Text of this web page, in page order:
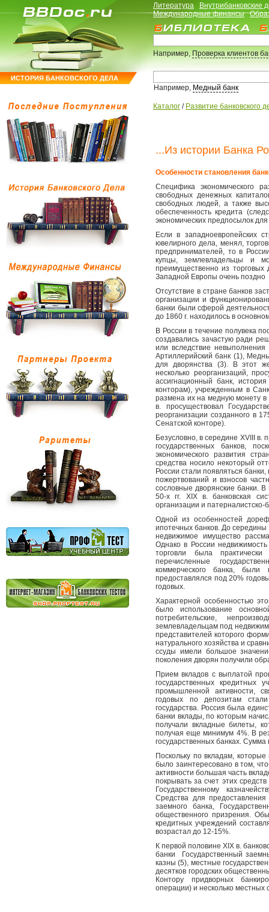
ИСТОРИЯ БАНКОВСКОГО ДЕЛА
Литература
Внутрибанковские
Международные финансы
Например,Проверка клиентов
Например, Медный банк
Каталог / Развитие банковского
...Из истории Банка
Особенности становления
Специфика экономического
свободных денежных
свободных людей, а также
обеспеченность кредита
экономических предпосылок
Если в западноевропейских
ювелирного дела, менял,
предпринимателей, то в
купцы, землевладельцы и
преимущественно из
Западной Европы очень поздно
Отсутствие в стране банков
организации и
банки были сферой
до 1860 г. находилось в
В России в течение полувека
создавались зачастую ради
или вследствие
Артиллерийский банк (1),
для дворянства (3). В этот
несколько реорганизаций,
ассигнационный банк,
конторам), учрежденным в
размена их на медную монету в
в. просуществовал
реорганизации созданного в
Сенатской конторе).
Безусловно, в середине XVIII в.
государственных банков,
экономического развития
средства носило некоторый
России стали появляться
пожертвований и взносов
сословные дворянские банки.
50-х гг. XIX в. банковская
организации и
Одной из особенностей
ипотечных банков. До середины
недвижимое имущество
Однако в России
торговли была
перечисленные
коммерческого банка,
предоставлялся под 20%
годовых.
Характерной особенностью
было использование
потребительские,
землевладельцам под
представителей которого
натурального хозяйства и
ссуды имели большое
поколения дворян получили
Прием вкладов с выплатой
государственных кредитных
промышленной активности,
годовых по депозитам
государства. Россия была
банки вклады, по которым
получали вкладные билеты,
получая еще минимум 4%. В
государственных банках. Сумма
Поскольку по вкладам,
было заинтересовано в том,
активности большая часть
покрывать за счет этих
Государственному
Средства для предоставления
заемного банка,
общественного призрения.
кредитных учреждений
возрастал до 12-15%.
К первой половине XIX в.
банки
Государственный
казны (5), местные
десятков городских
Контору придворных
операции) и несколько местных